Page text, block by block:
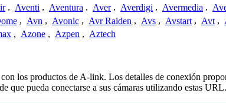
, Aventi , Aventura , Aver , Averdigi , Avermedia ,
, Avn , Avonic , Avr Raiden , Avs , Avstart , Avt ,
, Azone , Azpen , Aztech
los productos de A-link. Los detalles de conexión
que pueda conectarse a sus cámaras utilizando estas URL.